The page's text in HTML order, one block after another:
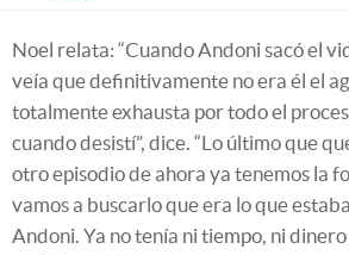
Noel relata: “Cuando Andoni sacó el
veía que definitivamente no era él el
totalmente exhausta por todo el
cuando desistí”, dice. “Lo último que
otro episodio de ahora ya tenemos la
vamos a buscarlo que era lo que
Andoni. Ya no tenía ni tiempo, ni